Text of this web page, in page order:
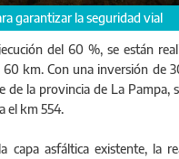
garantizar la seguridad vial
del 60 %, se están
km. Con una inversión de
la provincia de La Pampa,
el km 554.
asfáltica existente, la